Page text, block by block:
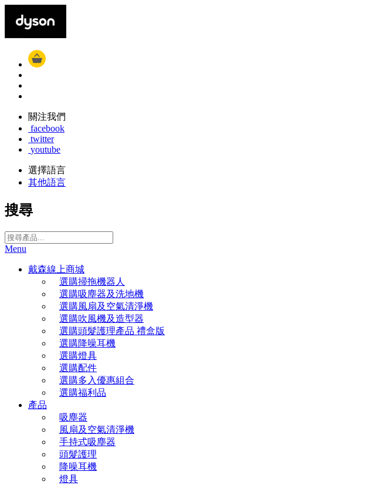
關注我們
facebook
twitter
youtube
選擇語言
其他語言
搜尋
Menu
戴森線上商城
選購掃拖機器人
選購吸塵器及洗地機
選購風扇及空氣清淨機
選購吹風機及造型器
選購頭髮護理產品 禮盒版
選購降噪耳機
選購燈具
選購配件
選購多入優惠組合
選購福利品
產品
吸塵器
風扇及空氣清淨機
手持式吸塵器
頭髮護理
降噪耳機
燈具